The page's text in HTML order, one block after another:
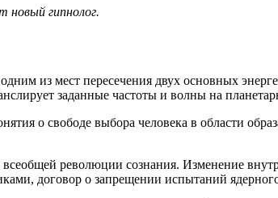
новый гипнолог.
из мест пересечения двух основных
заданные частоты и волны на
о свободе выбора человека в области
революции сознания. Изменение
договор о запрещении испытаний